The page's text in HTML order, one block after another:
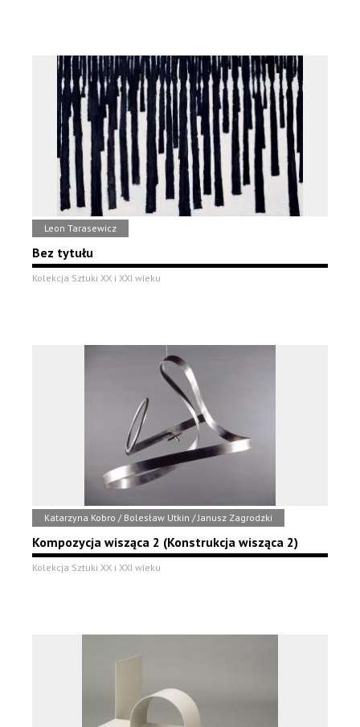
Leon Tarasewicz
Bez tytułu
Kolekcja Sztuki XX i XXI wieku
Katarzyna Kobro / Bolesław Utkin / Janusz Zagrodzki
Kompozycja wisząca 2 (Konstrukcja wisząca 2)
Kolekcja Sztuki XX i XXI wieku